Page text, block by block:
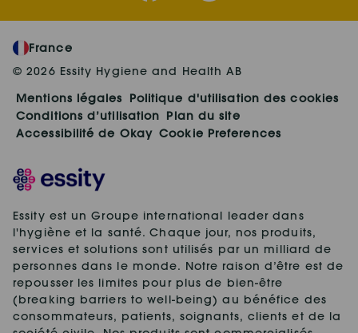
France
© 2026 Essity Hygiene and Health AB
Mentions légales
Politique d'utilisation des cookies
Conditions d’utilisation Plan du site
Accessibilité de Okay Cookie Preferences
Essity est un Groupe international leader dans
l'hygiène et la santé. Chaque jour, nos produits,
services et solutions sont utilisés par un milliard de
personnes dans le monde. Notre raison d’être est de
repousser les limites pour plus de bien-être
(breaking barriers to well-being) au bénéfice des
consommateurs, patients, soignants, clients et de la